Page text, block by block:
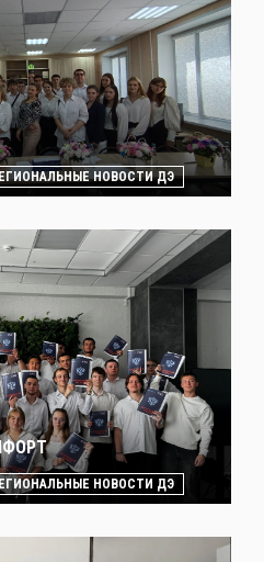
НОВОСТИ ДЭ
НОВОСТИ ДЭ